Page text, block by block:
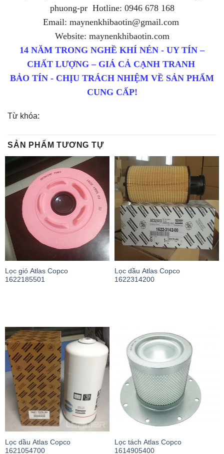
phuong-pr Hotline: 0946 678 168
Email: maynenkhibaotin@gmail.com
Website: maynenkhibaotin.com
14 NĂM TRONG NGHỀ KHÍ NÉN - UY TÍN –
CHẤT LƯỢNG – GIÁ CẢ CẠNH TRANH
BẢO TÍN - CHỊU TRÁCH NHIỆM VỀ SẢN PHẨM
CUNG CẤP!
Từ khóa:
SẢN PHẨM TƯƠNG TỰ
Lọc gió Atlas Copco
1622185501
Lọc dầu Atlas Copco
1622314200
Lọc dầu Atlas Copco
1621054700
Lọc tách Atlas Copco
1614905400